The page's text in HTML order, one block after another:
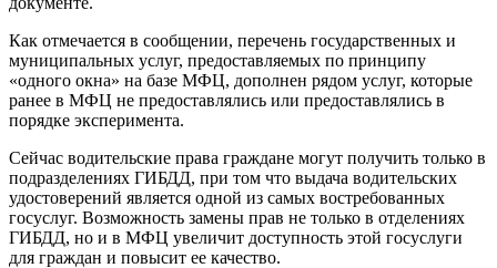
Как отмечается в сообщении, перечень государственных и
муниципальных услуг, предоставляемых по принципу
«одного окна» на базе МФЦ, дополнен рядом услуг, которые
ранее в МФЦ не предоставлялись или предоставлялись в
порядке эксперимента.
Сейчас водительские права граждане могут получить только в
подразделениях ГИБДД, при том что выдача водительских
удостоверений является одной из самых востребованных
госуслуг. Возможность замены прав не только в отделениях
ГИБДД, но и в МФЦ увеличит доступность этой госуслуги
для граждан и повысит ее качество.